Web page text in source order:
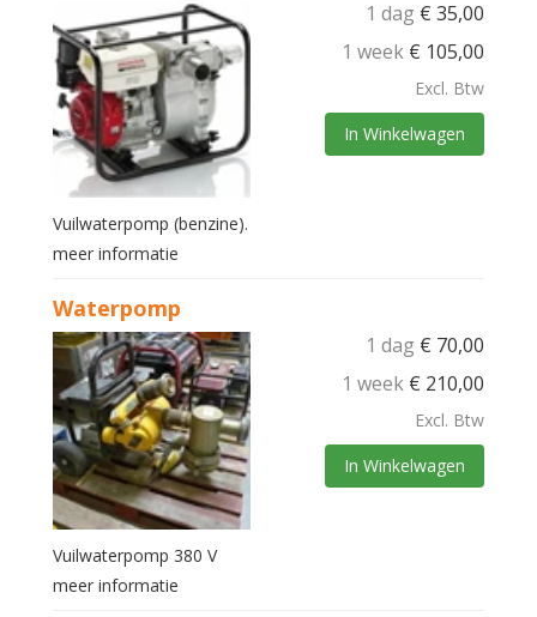
1 dag € 35,00
1 week € 105,00
Excl. Btw
In Winkelwagen
Vuilwaterpomp (benzine).
meer informatie
Waterpomp
1 dag € 70,00
1 week € 210,00
Excl. Btw
In Winkelwagen
Vuilwaterpomp 380 V
meer informatie